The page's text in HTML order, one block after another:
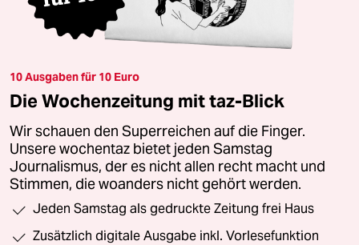
10 Ausgaben für 10 Euro
Die Wochenzeitung mit taz-Blick
Wir schauen den Superreichen auf die Finger.
Unsere wochentaz bietet jeden Samstag
Journalismus, der es nicht allen recht macht und
Stimmen, die woanders nicht gehört werden.
Jeden Samstag als gedruckte Zeitung frei Haus
Zusätzlich digitale Ausgabe inkl. Vorlesefunktion